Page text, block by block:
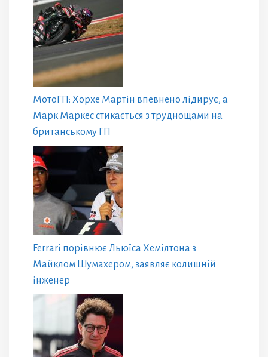
МотоГП: Хорхе Мартін впевнено лідирує, а
Марк Маркес стикається з труднощами на
британському ГП
Ferrari порівнює Льюїса Хемілтона з
Майклом Шумахером, заявляє колишній
інженер